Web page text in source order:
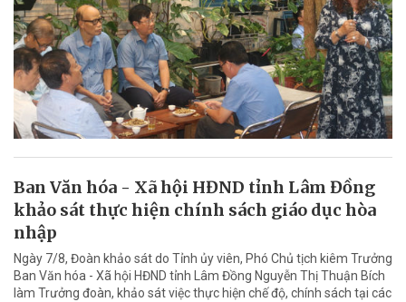
Ban Văn hóa - Xã hội HĐND tỉnh Lâm Đồng
khảo sát thực hiện chính sách giáo dục hòa
nhập
Ngày 7/8, Đoàn khảo sát do Tỉnh ủy viên, Phó Chủ tịch kiêm Trưởng
Ban Văn hóa - Xã hội HĐND tỉnh Lâm Đồng Nguyễn Thị Thuận Bích
làm Trưởng đoàn, khảo sát việc thực hiện chế độ, chính sách tại các